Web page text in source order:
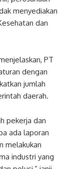
menyediakan
dan
PT
dengan
jumlah
daerah.
pekerja dan
ada laporan
melakukan
industri yang